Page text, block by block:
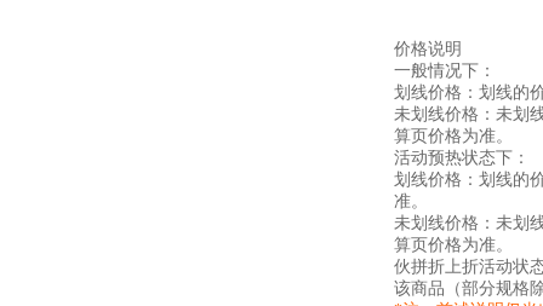
价格说明
一般情况下：
划线价格：划线的
未划线价格：未划
算页价格为准。
活动预热状态下：
划线价格：划线的
准。
未划线价格：未划
算页价格为准。
伙拼折上折活动状
该商品（部分规格